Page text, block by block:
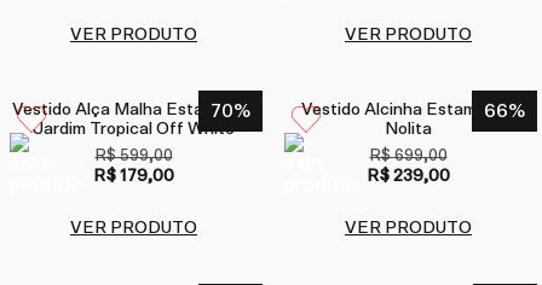
VER PRODUTO VER PRODUTO
70%
Vestido Alça Malha Estampado
Jardim Tropical Off White
R$ 599,00
R$ 179,00
VER PRODUTO
66%
Vestido Alcinha Estampado
Nolita
R$ 699,00
R$ 239,00
VER PRODUTO